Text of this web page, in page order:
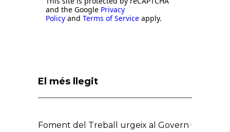
and the Google Privacy
Policy and Terms of Service apply.
El més llegit
Foment del Treball urgeix al Govern